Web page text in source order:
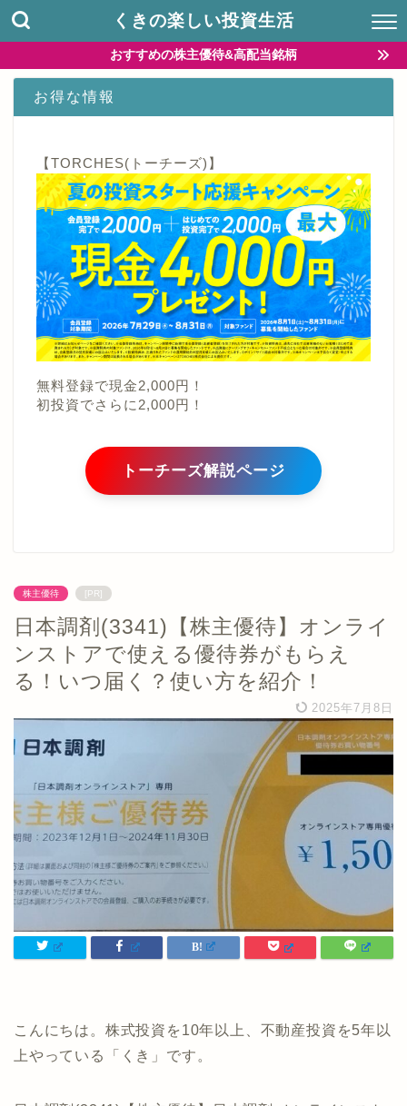
くきの楽しい投資生活
おすすめの株主優待&高配当銘柄
お得な情報
【TORCHES(トーチーズ)】
無料登録で現金2,000円！
初投資でさらに2,000円！
トーチーズ解説ページ
株主優待 [PR]
日本調剤(3341)【株主優待】オンライ
ンストアで使える優待券がもらえ
る！いつ届く？使い方を紹介！
2025年7月8日
こんにちは。株式投資を10年以上、不動産投資を5年以
上やっている「くき」です。